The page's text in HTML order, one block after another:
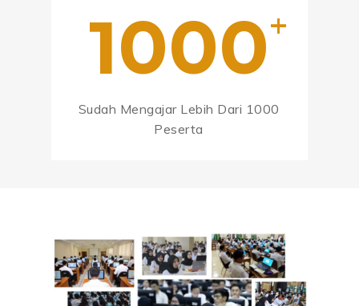
1000+
Sudah Mengajar Lebih Dari 1000
Peserta